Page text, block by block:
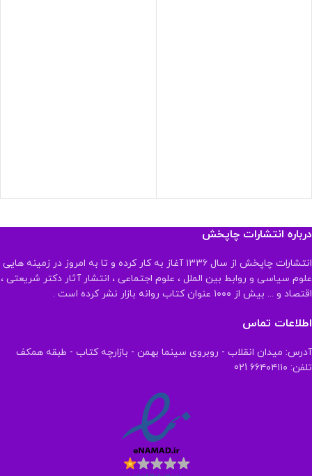
درباره انتشارات چاپخش
انتشارات چاپخش از سال ۱۳۳۶ آغاز به کار کرده و تا به امروز در زمینه هایی
علوم سیاسی و روابط بین الملل ، علوم اجتماعی ، انتشار آثار دکتر شریعتی ،
اقتصاد و ... بیش از ۱۰۰۰ عنوان کتاب روانه بازار نشر کرده است .
اطلاعات تماس
آدرس: میدان انقلاب - روبروی سینما بهمن - بازارچه کتاب - طبقه همکف
تلفن: ۶۶۴۰۴۱۱۰ 021